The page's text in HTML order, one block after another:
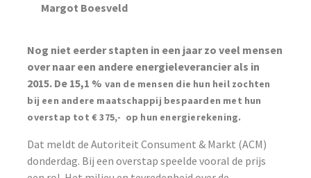
Margot Boesveld
Nog niet eerder stapten in een jaar zo veel mensen
over naar een andere energieleverancier als in
2015. De 15,1 % van de mensen die hun heil zochten
bij een andere maatschappij bespaarden met hun
overstap tot € 375,- op hun energierekening.
Dat meldt de Autoriteit Consument & Markt (ACM)
donderdag. Bij een overstap speelde vooral de prijs